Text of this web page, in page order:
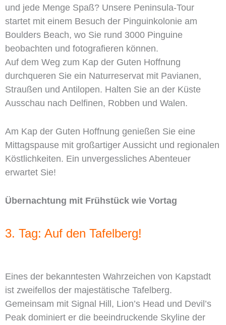
und jede Menge Spaß? Unsere Peninsula-Tour
startet mit einem Besuch der Pinguinkolonie am
Boulders Beach, wo Sie rund 3000 Pinguine
beobachten und fotografieren können.
Auf dem Weg zum Kap der Guten Hoffnung
durchqueren Sie ein Naturreservat mit Pavianen,
Straußen und Antilopen. Halten Sie an der Küste
Ausschau nach Delfinen, Robben und Walen.
Am Kap der Guten Hoffnung genießen Sie eine
Mittagspause mit großartiger Aussicht und regionalen
Köstlichkeiten. Ein unvergessliches Abenteuer
erwartet Sie!
Übernachtung mit Frühstück wie Vortag
3. Tag: Auf den Tafelberg!
Eines der bekanntesten Wahrzeichen von Kapstadt
ist zweifellos der majestätische Tafelberg.
Gemeinsam mit Signal Hill, Lion’s Head und Devil’s
Peak dominiert er die beeindruckende Skyline der